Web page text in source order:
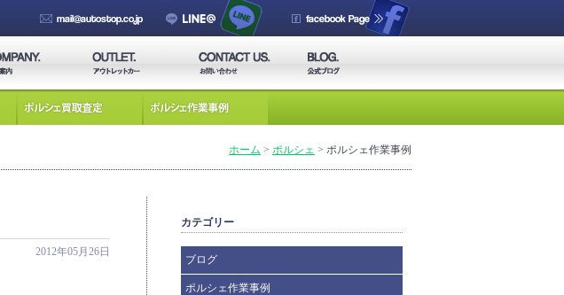
ポルシェ作業事例
ポルシェ >
ホーム >
2012年05月26日
カテゴリー
ブログ
ポルシェ作業事例